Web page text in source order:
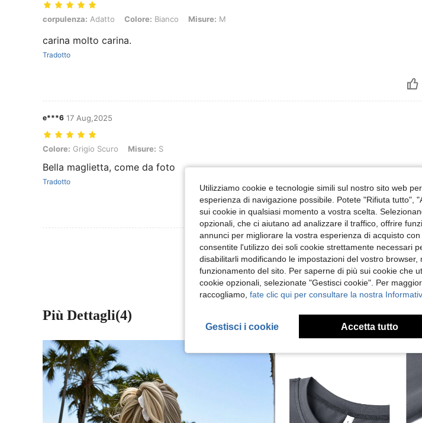
corpulenza: Adatto, Colore: Bianco, Misure: M
corpulenza: Adatto Colore: Bianco Misure: M
carina molto carina.
Tradotto
e***6 17 Aug,2025
Colore: Grigio Scuro, Misure: S
Colore: Grigio Scuro Misure: S
Bella maglietta, come da foto
Tradotto
Visualizza Altre Recensioni
Più Dettagli(4)
Utilizziamo cookie e tecnologie simili sul nostro sito web
esperienza di navigazione possibile. Potete "Rifiuta tutto",
sui cookie in qualsiasi momento a vostra scelta.
opzionali, che ci aiutano ad analizzare il traffico, offrire
annunci per migliorare la vostra esperienza di acquisto
consentite l'utilizzo dei soli cookie strettamente necessari
disabilitarli modificando le impostazioni del vostro
funzionamento del sito. Per saperne di più sui cookie che
cookie opzionali, selezionate "Gestisci cookie". Per
raccogliamo, fate clic qui per consultare la nostra
Gestisci i cookie Accetta tutto